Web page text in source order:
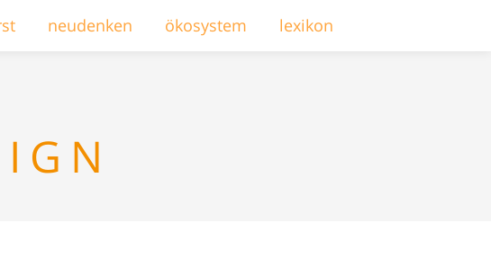
neudenken ökosystem lexikon